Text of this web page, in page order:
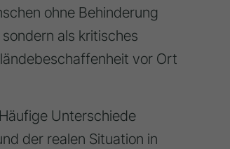
ohne Behinderung
als kritisches
vor Ort
Häufige Unterschiede
der realen Situation in